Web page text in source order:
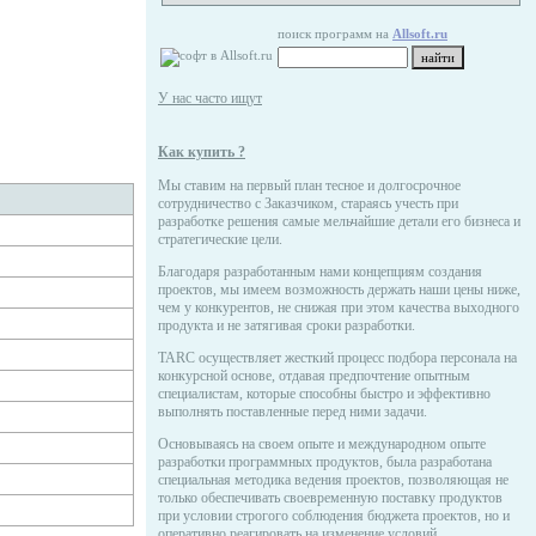
поиск программ на Allsoft.ru
У нас часто ищут
Как купить ?
Мы ставим на первый план тесное и долгосрочное
сотрудничество с Заказчиком, стараясь учесть при
разработке решения самые мельчайшие детали его бизнеса и
стратегические цели.
Благодаря разработанным нами концепциям создания
проектов, мы имеем возможность держать наши цены ниже,
чем у конкурентов, не снижая при этом качества выходного
продукта и не затягивая сроки разработки.
TARC осуществляет жесткий процесс подбора персонала на
конкурсной основе, отдавая предпочтение опытным
специалистам, которые способны быстро и эффективно
выполнять поставленные перед ними задачи.
Основываясь на своем опыте и международном опыте
разработки программных продуктов, была разработана
специальная методика ведения проектов, позволяющая не
только обеспечивать своевременную поставку продуктов
при условии строгого соблюдения бюджета проектов, но и